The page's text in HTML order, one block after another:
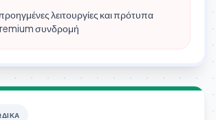
λειτουργίες και πρότυπα
συνδρομή